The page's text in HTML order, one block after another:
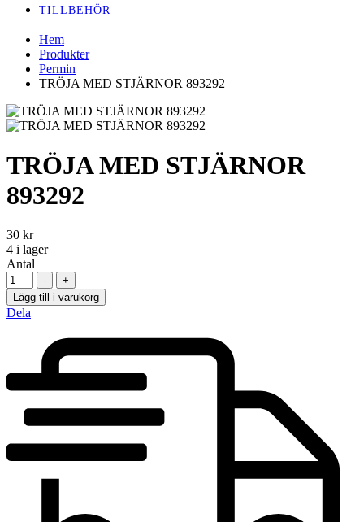
TILLBEHÖR
Hem
Produkter
Permin
TRÖJA MED STJÄRNOR 893292
TRÖJA MED STJÄRNOR
893292
30 kr
4 i lager
Antal
-
+
Lägg till i varukorg
Dela